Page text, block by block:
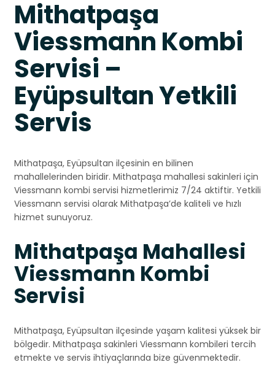
Mithatpaşa
Viessmann Kombi
Servisi –
Eyüpsultan Yetkili
Servis
Mithatpaşa, Eyüpsultan ilçesinin en bilinen
mahallelerinden biridir. Mithatpaşa mahallesi sakinleri için
Viessmann kombi servisi hizmetlerimiz 7/24 aktiftir. Yetkili
Viessmann servisi olarak Mithatpaşa’de kaliteli ve hızlı
hizmet sunuyoruz.
Mithatpaşa Mahallesi
Viessmann Kombi
Servisi
Mithatpaşa, Eyüpsultan ilçesinde yaşam kalitesi yüksek bir
bölgedir. Mithatpaşa sakinleri Viessmann kombileri tercih
etmekte ve servis ihtiyaçlarında bize güvenmektedir.